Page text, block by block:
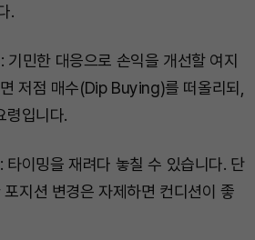
.
민한 대응으로 손익을 개선할 여지
저점 매수(Dip Buying)를 떠올리되,
령입니다.
이밍을 재려다 놓칠 수 있습니다. 단
지션 변경은 자제하면 컨디션이 좋